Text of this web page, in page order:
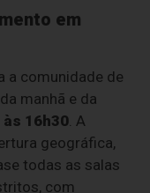
em
a comunidade de
manhã e da
às 16h30 . A
geográfica,
todas as salas
com